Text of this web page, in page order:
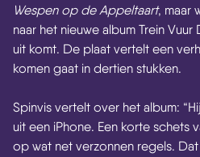
Wespen op de Appeltaart, maar
naar het nieuwe album Trein
uit komt. De plaat vertelt een
komen gaat in dertien stukken.
Spinvis vertelt over het album:
uit een iPhone. Een korte schets
op wat net verzonnen regels.